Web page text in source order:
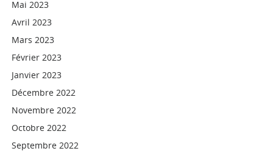
Mai 2023
Avril 2023
Mars 2023
Février 2023
Janvier 2023
Décembre 2022
Novembre 2022
Octobre 2022
Septembre 2022